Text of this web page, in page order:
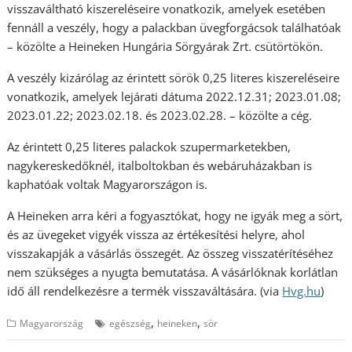
visszaváltható kiszereléseire vonatkozik, amelyek esetében
fennáll a veszély, hogy a palackban üvegforgácsok találhatóak
– közölte a Heineken Hungária Sörgyárak Zrt. csütörtökön.
A veszély kizárólag az érintett sörök 0,25 literes kiszereléseire
vonatkozik, amelyek lejárati dátuma 2022.12.31; 2023.01.08;
2023.01.22; 2023.02.18. és 2023.02.28. – közölte a cég.
Az érintett 0,25 literes palackok szupermarketekben,
nagykereskedőknél, italboltokban és webáruházakban is
kaphatóak voltak Magyarországon is.
A Heineken arra kéri a fogyasztókat, hogy ne igyák meg a sört,
és az üvegeket vigyék vissza az értékesítési helyre, ahol
visszakapják a vásárlás összegét. Az összeg visszatérítéséhez
nem szükséges a nyugta bemutatása. A vásárlóknak korlátlan
idő áll rendelkezésre a termék visszaváltására. (via Hvg.hu)
Magyarország egészség, heineken,sör